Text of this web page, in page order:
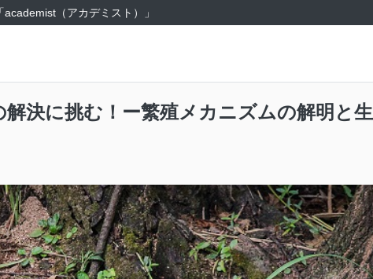
「academist（アカデミスト）」
決に挑む！ー繁殖メカニズムの解明と生